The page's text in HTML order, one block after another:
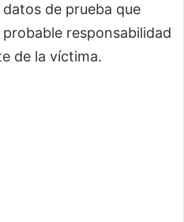
de prueba que
responsabilidad
de la víctima.